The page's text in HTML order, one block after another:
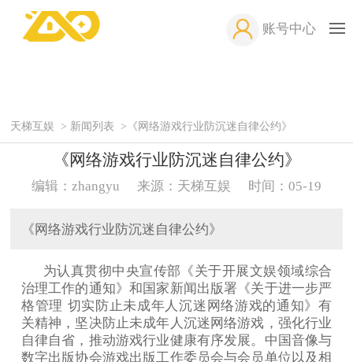
账号中心
天梯互娱 > 新闻列表 > 《网络游戏行业防沉迷自律公约》
《网络游戏行业防沉迷自律公约》
编辑：zhangyu 来源： 天梯互娱 时间：05-19
《网络游戏行业防沉迷自律公约》
为认真贯彻中央宣传部《关于开展文娱领域综合
治理工作的通知》和国家新闻出版署《关于进一步严
格管理 切实防止未成年人沉迷网络游戏的通知》有
关精神，坚决防止未成年人沉迷网络游戏，强化行业
自律自省，推动游戏行业健康有序发展。中国音像与
数字出版协会游戏出版工作委员会与会员单位以及相